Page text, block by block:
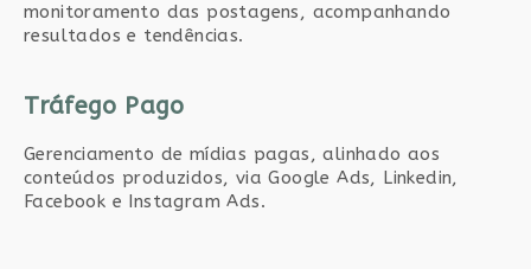
monitoramento das postagens, acompanhando
resultados e tendências.
Tráfego Pago
Gerenciamento de mídias pagas, alinhado aos
conteúdos produzidos, via Google Ads, Linkedin,
Facebook e Instagram Ads.